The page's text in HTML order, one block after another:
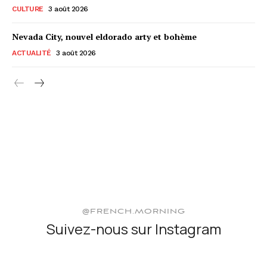
CULTURE 3 août 2026
Nevada City, nouvel eldorado arty et bohème
ACTUALITÉ 3 août 2026
@FRENCH.MORNING
Suivez-nous sur Instagram